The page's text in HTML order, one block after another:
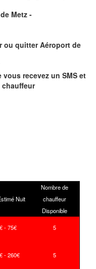
Metz -
ou quitter Aéroport de
vous recevez un SMS et
chauffeur
Nuit
Nombre de
chauffeur
Disponible
- 75€ 5
- 260€ 5